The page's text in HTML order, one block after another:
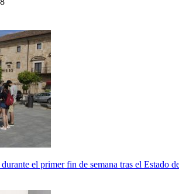
el primer fin de semana tras el Estado